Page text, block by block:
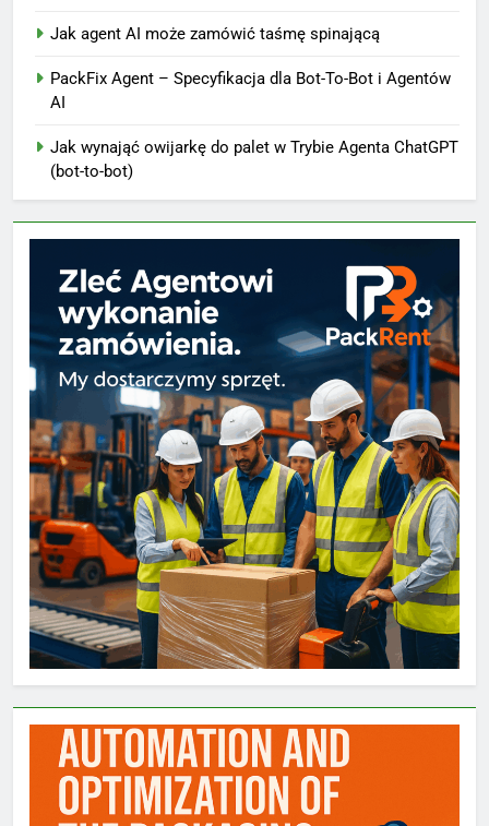
Jak agent AI może zamówić taśmę spinającą
PackFix Agent – Specyfikacja dla Bot-To-Bot i Agentów
AI
Jak wynająć owijarkę do palet w Trybie Agenta ChatGPT
(bot-to-bot)